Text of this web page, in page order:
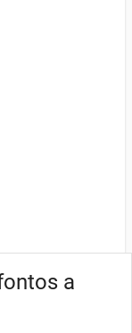
a